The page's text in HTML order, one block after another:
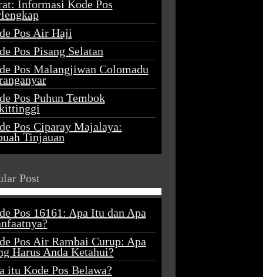
Informasi Kode Pos
Pos Air Haji
Pos Pisang Selatan
Pos Malangjiwan Colomadu
Pos Puhun Tembok
Pos Ciparay Majalaya:
Tinjauan
Post
Pos 16161: Apa Itu dan Apa
Pos Air Rambai Curup: Apa
Harus Anda Ketahui?
itu Kode Pos Belawa?